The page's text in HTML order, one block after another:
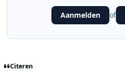
Aanmelden of
Citeren